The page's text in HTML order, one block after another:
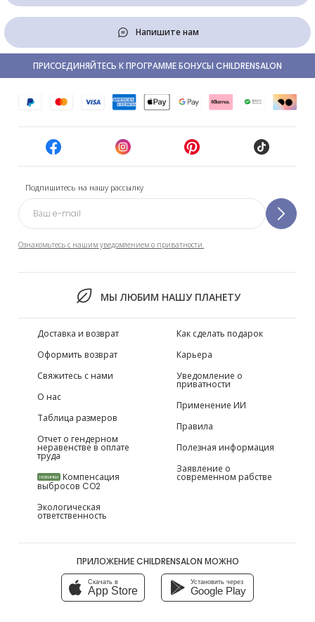
Напишите нам
Подпишитесь на нашу рассылку
Ознакомьтесь с нашим уведомлением о приватности.
МЫ ЛЮБИМ НАШУ ПЛАНЕТУ
ПРИСОЕДИНЯЙТЕСЬ К ПРОГРАММЕ БОНУСЫ CHILDRENSALON
Доставка и возврат
Оформить возврат
Свяжитесь с нами
О нас
Таблица размеров
Отчет о гендерном
неравенстве в оплате
труда
НОВИНКИ Компенсация
выбросов CO2
Экологическая
ответственность
Как сделать подарок
Карьера
Уведомление о
приватности
Применение ИИ
Правила
Полезная информация
Заявление о
современном рабстве
ПРИЛОЖЕНИЕ CHILDRENSALON МОЖНО
Скачать в
App Store
Установить через
Google Play